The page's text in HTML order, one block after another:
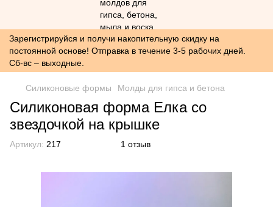
Зарегистрируйся и получи накопительную скидку на
постоянной основе! Отправка в течение 3-5 рабочих дней.
Сб-вс – выходные.
Силиконовые формы Молды для гипса и бетона
Силиконовая форма Елка со
звездочкой на крышке
Артикул: 217 1 отзыв